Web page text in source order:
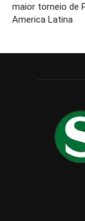
maior torneio de
America Latina